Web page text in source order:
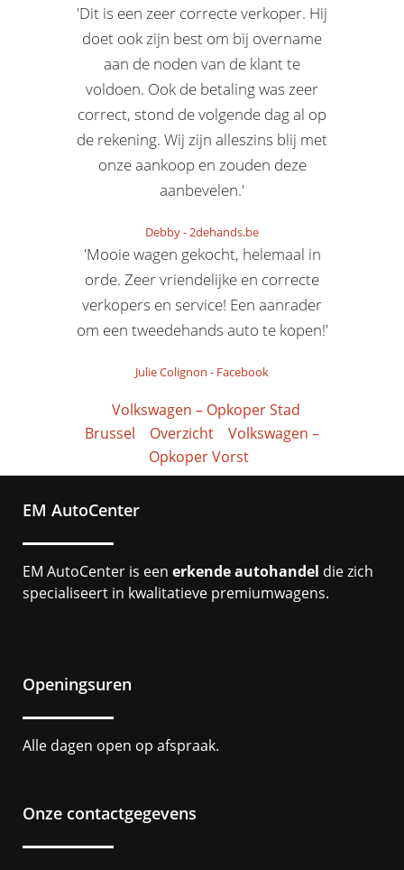
'Dit is een zeer correcte verkoper. Hij
doet ook zijn best om bij overname
aan de noden van de klant te
voldoen. Ook de betaling was zeer
correct, stond de volgende dag al op
de rekening. Wij zijn alleszins blij met
onze aankoop en zouden deze
aanbevelen.'
Debby-2dehands.be
'Mooie wagen gekocht, helemaal in
orde. Zeer vriendelijke en correcte
verkopers en service! Een aanrader
om een tweedehands auto te kopen!'
Julie Colignon - Facebook
Volkswagen – Opkoper Stad
Brussel
Overzicht
Volkswagen –
Opkoper Vorst
EM AutoCenter
EM AutoCenter is een erkende autohandel die zich
specialiseert in kwalitatieve premiumwagens.
Openingsuren
Alle dagen open op afspraak.
Onze contactgegevens